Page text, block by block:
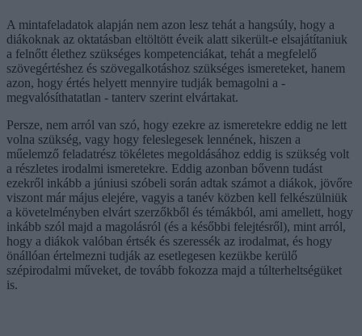
A mintafeladatok alapján nem azon lesz tehát a hangsúly, hogy a
diákoknak az oktatásban eltöltött éveik alatt sikerült-e elsajátítaniuk
a felnőtt élethez szükséges kompetenciákat, tehát a megfelelő
szövegértéshez és szövegalkotáshoz szükséges ismereteket, hanem
azon, hogy értés helyett mennyire tudják bemagolni a -
megvalósíthatatlan - tanterv szerint elvártakat.
Persze, nem arról van szó, hogy ezekre az ismeretekre eddig ne lett
volna szükség, vagy hogy feleslegesek lennének, hiszen a
műelemző feladatrész tökéletes megoldásához eddig is szükség volt
a részletes irodalmi ismeretekre. Eddig azonban bővenn tudást
ezekről inkább a júniusi szóbeli során adtak számot a diákok, jövőre
viszont már május elejére, vagyis a tanév közben kell felkészülniük
a követelményben elvárt szerzőkből és témákból, ami amellett, hogy
inkább szól majd a magolásról (és a későbbi felejtésről), mint arról,
hogy a diákok valóban értsék és szeressék az irodalmat, és hogy
önállóan értelmezni tudják az esetlegesen kezükbe kerülő
szépirodalmi műveket, de tovább fokozza majd a túlterheltségüket
is.